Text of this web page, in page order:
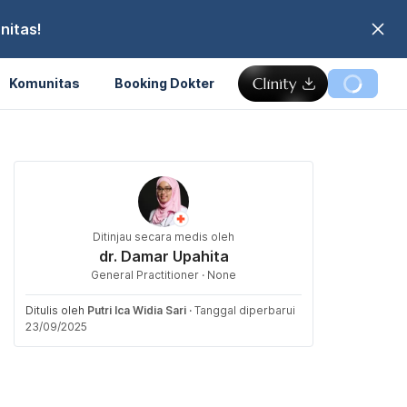
Komunitas Booking Dokter
Ditinjau secara medis oleh
dr. Damar Upahita
General Practitioner · None
Ditulis oleh Putri Ica Widia Sari · Tanggal diperbarui
23/09/2025